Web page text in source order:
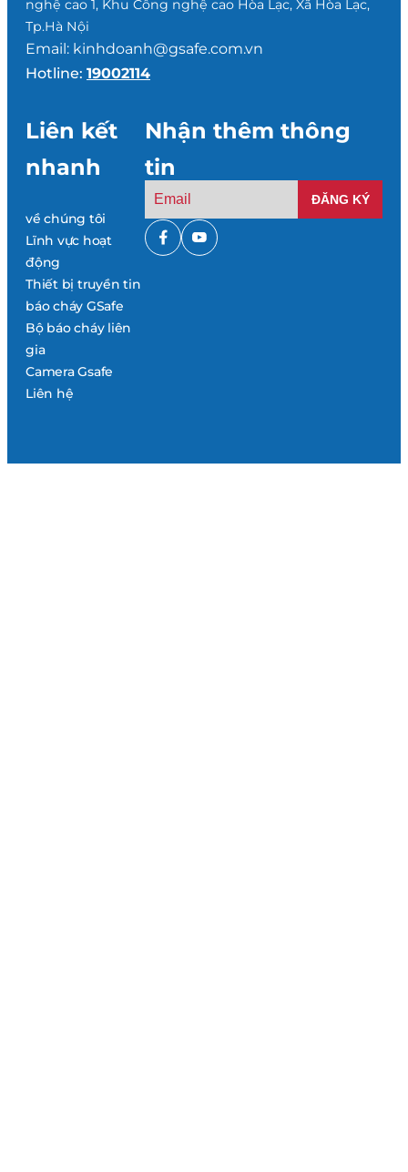
nghệ cao 1, Khu Công nghệ cao Hòa Lạc, Xã Hòa Lạc,
Tp.Hà Nội
Email: kinhdoanh@gsafe.com.vn
Hotline: 19002114
Liên kết
nhanh
về chúng tôi
Lĩnh vực hoạt
động
Thiết bị truyền tin
báo cháy GSafe
Bộ báo cháy liên
gia
Camera Gsafe
Liên hệ
Nhận thêm thông
tin